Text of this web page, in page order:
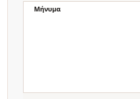
Μήνυμα